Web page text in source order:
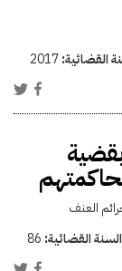
القضائية:2017
متهمًا بقضية
العنف
القضائية: 86